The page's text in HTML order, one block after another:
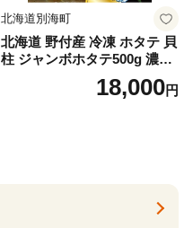
北海道別海町
北海道 野付産 冷凍 ホタテ 貝
柱 ジャンボホタテ500g 濃厚
な旨味と甘み （ほたて ホタ
テ 帆立 貝柱 ホタテ貝柱 大玉
18,000円